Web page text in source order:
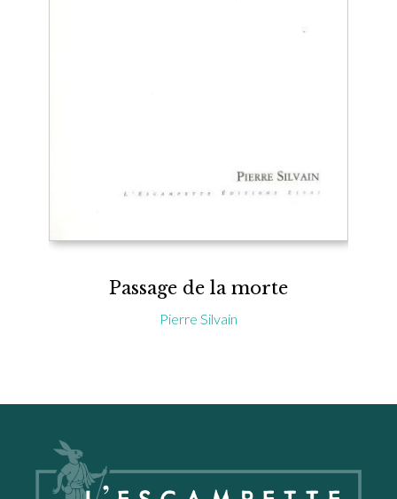
Passage de la morte
Pierre Silvain